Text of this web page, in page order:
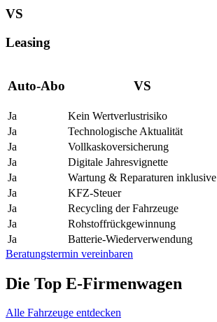
VS
Leasing
Auto-Abo VS
Ja Kein Wertverlustrisiko
Ja
Technologische Aktualität
Ja
Vollkaskoversicherung
Ja
Digitale Jahresvignette
Ja
Wartung & Reparaturen inklusive
Ja
KFZ-Steuer
Ja
Recycling der Fahrzeuge
Ja
Rohstoffrückgewinnung
Ja
Batterie-Wiederverwendung
Beratungstermin vereinbaren
Die Top E-Firmenwagen
Alle Fahrzeuge entdecken